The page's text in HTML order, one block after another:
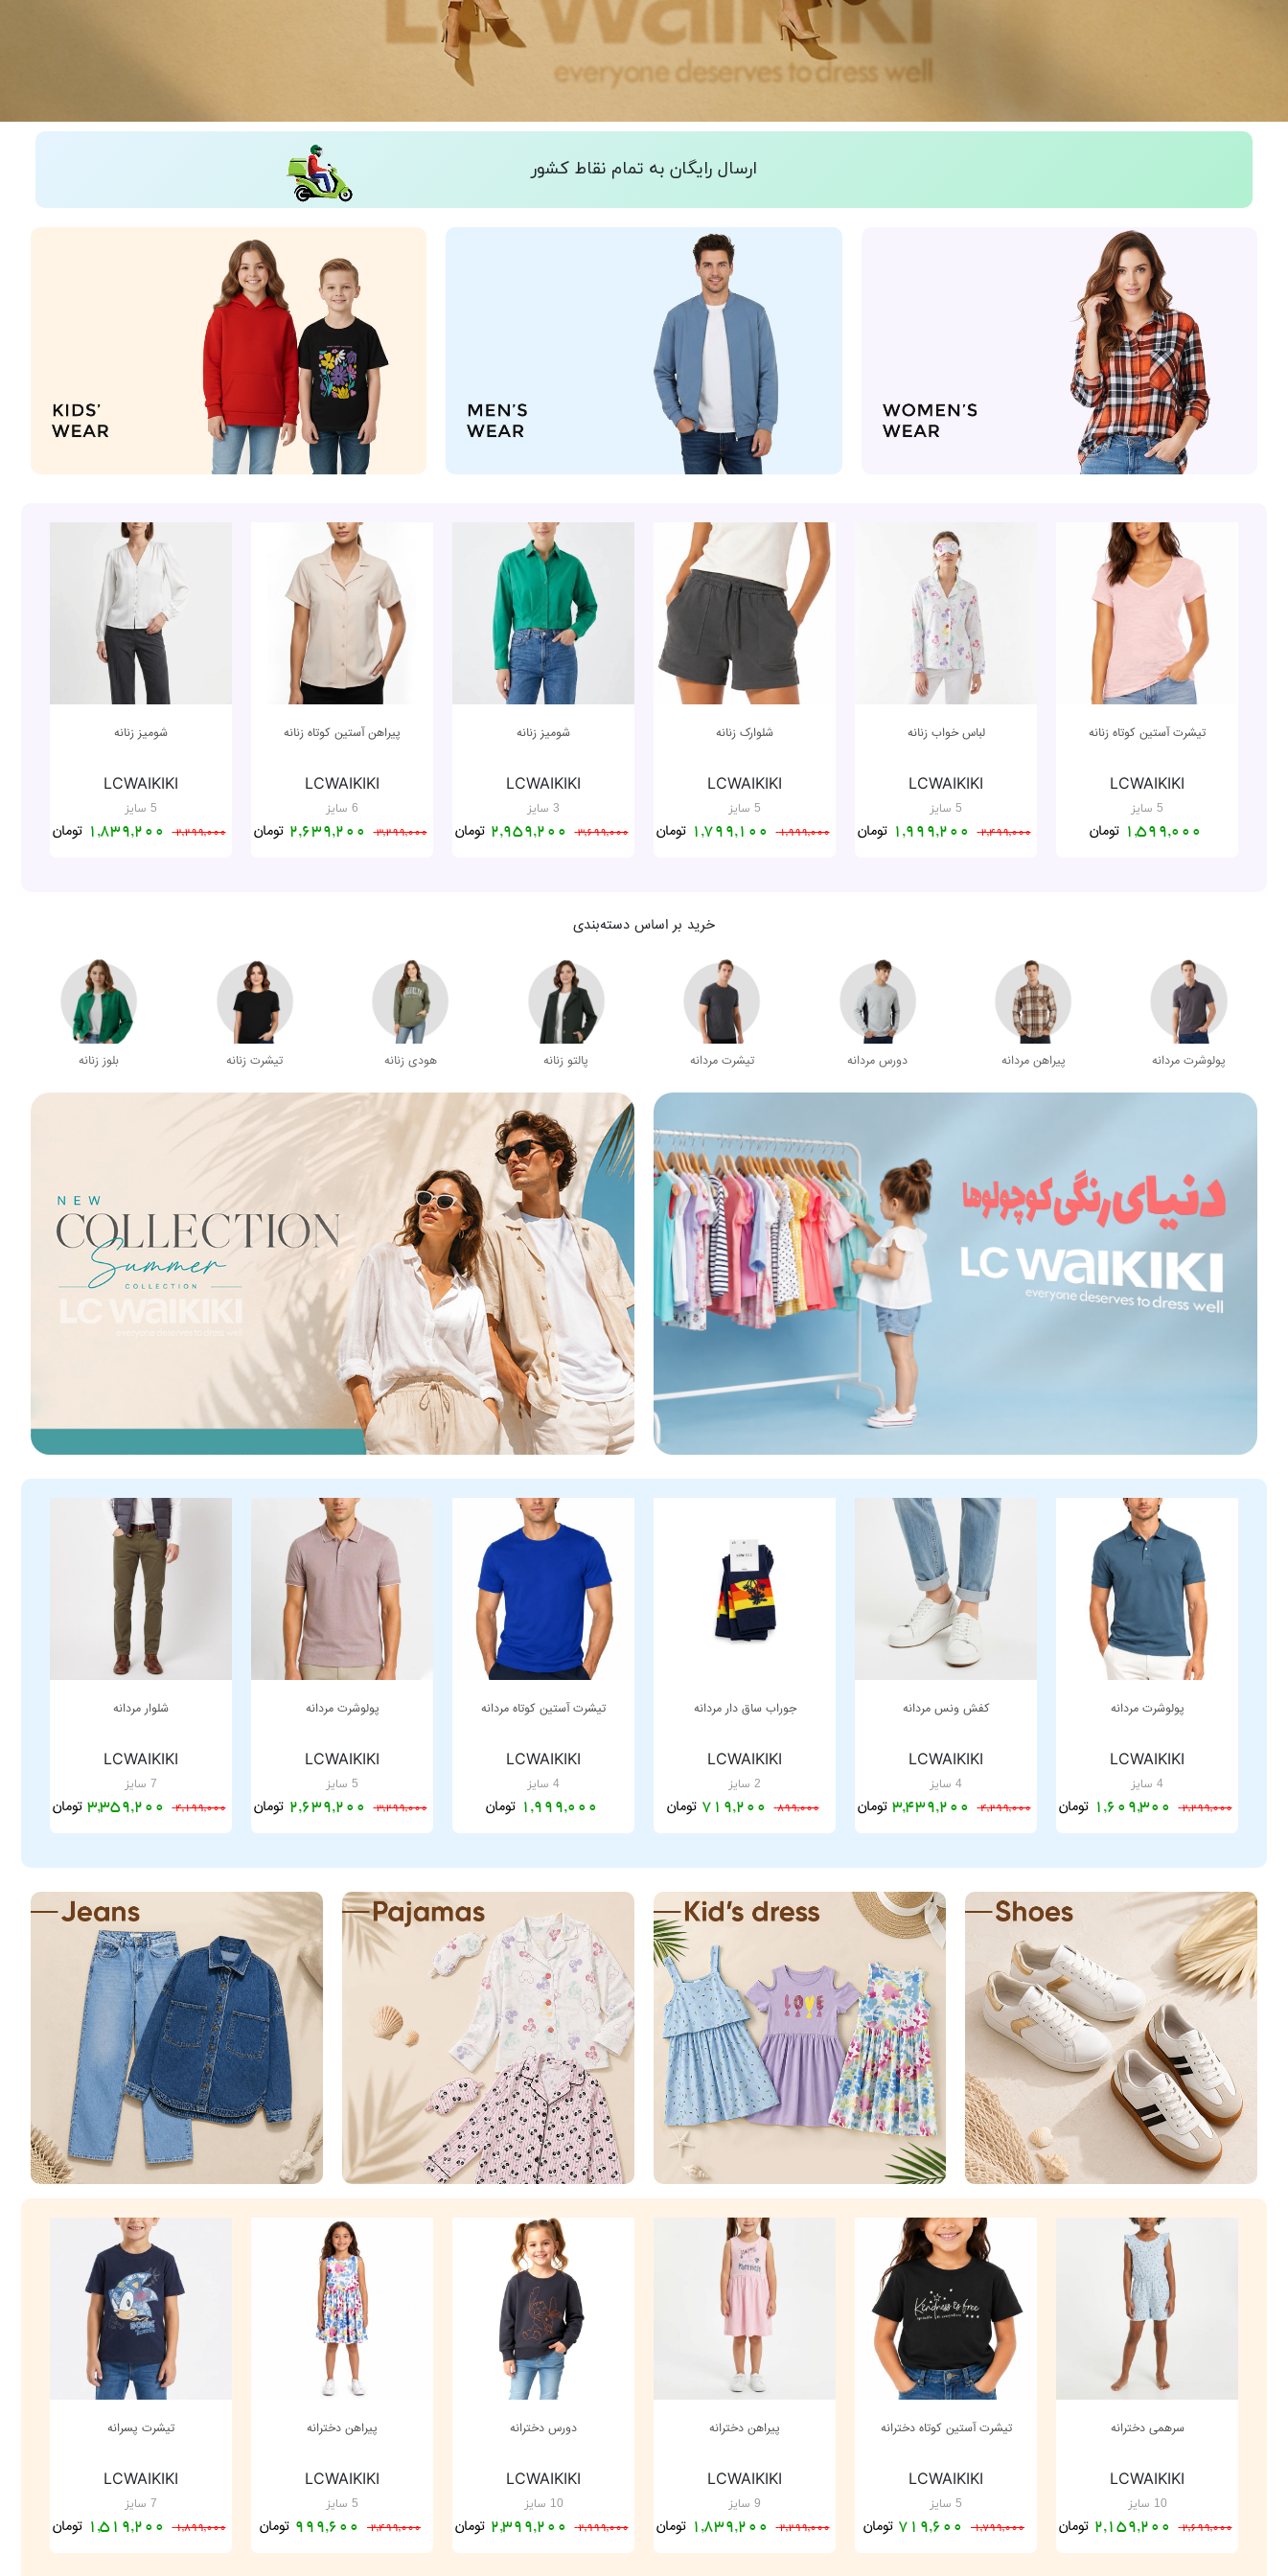
ارسال رایگان به تمام نقاط کشور
شومیز زنانه
LCWAIKIKI
5 سایز
2,299,000
1,839,200 تومان
پیراهن آستین کوتاه زنانه
LCWAIKIKI
6 سایز
3,299,000
2,639,200 تومان
شومیز زنانه
LCWAIKIKI
3 سایز
3,699,000
2,959,200 تومان
شلوارک زنانه
LCWAIKIKI
5 سایز
1,999,000
1,799,100 تومان
لباس خواب زنانه
LCWAIKIKI
5 سایز
2,499,000
1,999,200 تومان
تیشرت آستین کوتاه زنانه
LCWAIKIKI
5 سایز
1,599,000 تومان
خرید بر اساس دسته‌بندی
بلوز زنانه تیشرت زنانه هودی زنانه پالتو زنانه تیشرت مردانه دورس مردانه پیراهن مردانه پولوشرت مردانه
شلوار مردانه
LCWAIKIKI
7 سایز
4,199,000
3,359,200 تومان
پولوشرت مردانه
LCWAIKIKI
5 سایز
3,299,000
2,639,200 تومان
تیشرت آستین کوتاه مردانه
LCWAIKIKI
4 سایز
1,999,000 تومان
جوراب ساق دار مردانه
LCWAIKIKI
2 سایز
899,000
719,200 تومان
کفش ونس مردانه
LCWAIKIKI
4 سایز
4,299,000
3,439,200 تومان
پولوشرت مردانه
LCWAIKIKI
4 سایز
2,299,000
1,609,300 تومان
تیشرت پسرانه
LCWAIKIKI
7 سایز
1,899,000
1,519,200 تومان
پیراهن دخترانه
LCWAIKIKI
5 سایز
2,499,000 تومان
دورس دخترانه
LCWAIKIKI
10 سایز
2,999,000
2,399,200 تومان
پیراهن دخترانه
LCWAIKIKI
9 سایز
2,299,000
1,839,200 تومان
تیشرت آستین کوتاه دخترانه
LCWAIKIKI
5 سایز
1,799,000 تومان
سرهمی دخترانه
LCWAIKIKI
10 سایز
2,699,000
2,159,200 تومان